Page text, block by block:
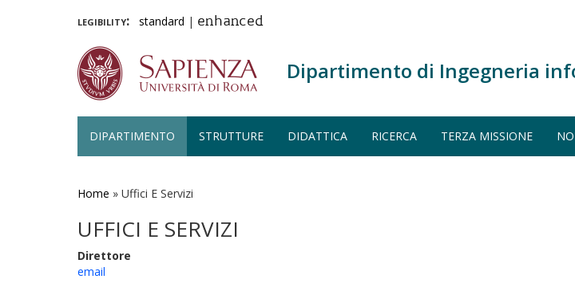
legibility: standard | enhanced
Dipartimento di Ingegneria
DIPARTIMENTO STRUTTURE DIDATTICA RICERCA TERZA MISSIONE
Home » Uffici E Servizi
UFFICI E SERVIZI
Direttore
email